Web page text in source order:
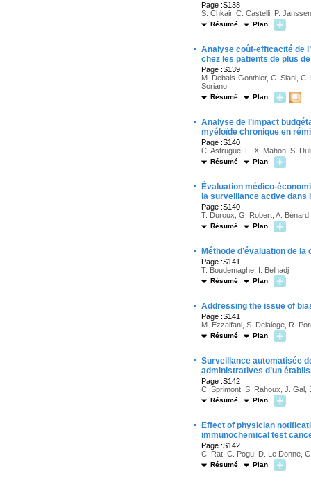
Page :S138
S. Chkair, C. Castelli, P.
Résumé Plan
· Analyse coût-efficacité de
chez les patients de plus
Page :S139
M. Debals-Gonthier, C. Siani,
Soriano
Résumé Plan
· Analyse de l’impact
myéloïde chronique en
Page :S140
C. Astrugue, F.-X. Mahon, S.
Résumé Plan
·
Évaluation médico-
la surveillance active
Page :S140
T. Duroux, G. Robert, A. Bénard
Résumé Plan
· Méthode d’évaluation de
Page :S141
T. Boudemaghe, I. Belhadj
Résumé Plan
· Addressing the issue of
Page :S141
M. Ezzalfani, S. Delaloge, R.
Résumé Plan
· Surveillance automatisée
administratives d’un
Page :S142
C. Sprimont, S. Rahoux, J. Gal,
Résumé Plan
·
Effect of physician
immunochemical test
Page :S142
C. Rat, C. Pogu, D. Le Donne,
Résumé Plan